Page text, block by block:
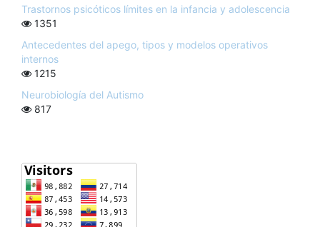
Trastornos psicóticos límites en la infancia y adolescencia
1351
Antecedentes del apego, tipos y modelos operativos
internos
1215
Neurobiología del Autismo
817